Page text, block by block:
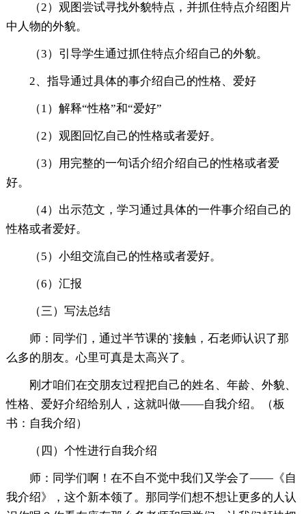
（2）观图尝试寻找外貌特点，并抓住特点介绍图片
中人物的外貌。
（3）引导学生通过抓住特点介绍自己的外貌。
2、指导通过具体的事介绍自己的性格、爱好
（1）解释“性格”和“爱好”
（2）观图回忆自己的性格或者爱好。
（3）用完整的一句话介绍介绍自己的性格或者爱
好。
（4）出示范文，学习通过具体的一件事介绍自己的
性格或者爱好。
（5）小组交流自己的性格或者爱好。
（6）汇报
（三）写法总结
师：同学们，通过半节课的`接触，石老师认识了那
么多的朋友。心里可真是太高兴了。
刚才咱们在交朋友过程把自己的姓名、年龄、外貌、
性格、爱好介绍给别人，这就叫做——自我介绍。（板
书：自我介绍）
（四）个性进行自我介绍
师：同学们啊！在不自不觉中我们又学会了——《自
我介绍》，这个新本领了。那同学们想不想让更多的人认